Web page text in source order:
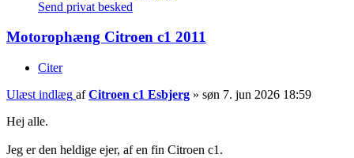
Send privat besked
Motorophæng Citroen c1 2011
Citer
Ulæst indlæg afCitroen c1 Esbjerg » søn 7. jun 2026 18:59
Hej alle.
Jeg er den heldige ejer, af en fin Citroen c1.